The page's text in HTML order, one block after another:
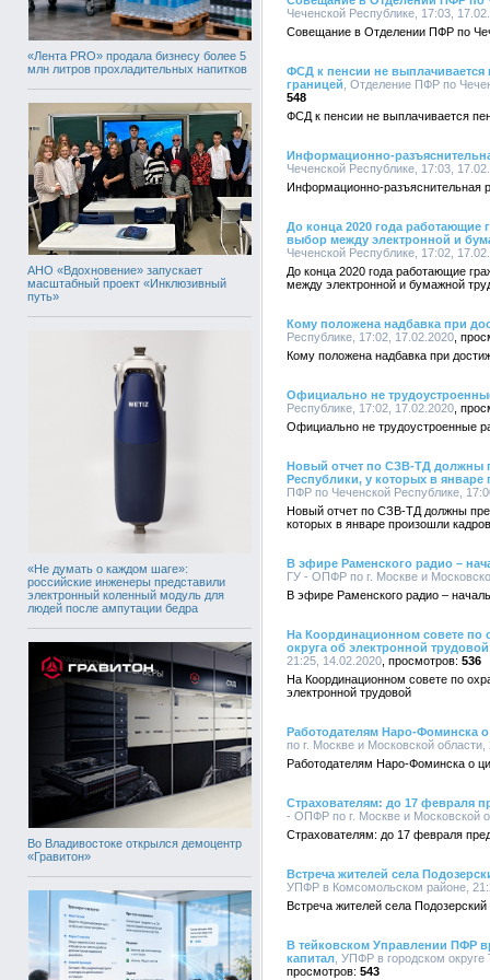
«Лента PRO» продала бизнесу более 5
млн литров прохладительных напитков
АНО «Вдохновение» запускает
масштабный проект «Инклюзивный
путь»
«Не думать о каждом шаге»:
российские инженеры представили
электронный коленный модуль для
людей после ампутации бедра
Во Владивостоке открылся демоцентр
«Гравитон»
Чеченской Республике, 17:03,
Совещание в Отделении ПФР по
ФСД к пенсии не
границей , Отделение ПФР по
548
ФСД к пенсии не выплачивается
Информационно-
Чеченской Республике, 17:03,
Информационно-разъяснительная
До конца 2020 года работающие
выбор между электронной и
Чеченской Республике, 17:02,
До конца 2020 года работающие
между электронной и бумажной
Кому положена надбавка при
Республике, 17:02, 17.02.2020
Кому положена надбавка при
Официально не
Республике, 17:02, 17.02.2020
Официально не трудоустроенные
Новый отчет по СЗВ-ТД должны
Республики, у которых в
ПФР по Чеченской Республике,
Новый отчет по СЗВ-ТД должны
которых в январе произошли
В эфире Раменского радио –
ГУ - ОПФР по г. Москве и
В эфире Раменского радио –
На Координационном совете по
округа об электронной трудовой
21:25, 14.02.2020
536
На Координационном совете по
электронной трудовой
Работодателям Наро-Фоминска
по г. Москве и Московской области,
Работодателям Наро-Фоминска о
Страхователям: до 17 февраля
- ОПФР по г. Москве и Московской
Страхователям: до 17 февраля
Встреча жителей села
УПФР в Комсомольском районе,
Встреча жителей села
В тейковском Управлении ПФР
капитал , УПФР в городском
543